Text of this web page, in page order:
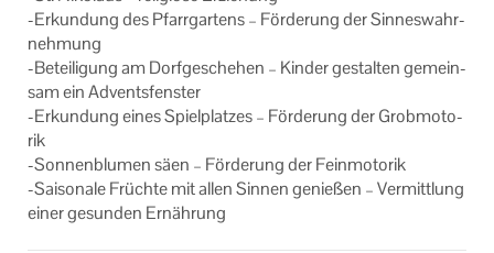
-​Erkundung des Pfarr­gar­tens – För­de­rung der Sin­nes­wahr­
neh­mung
-​Beteiligung am Dorf­ge­sche­hen – Kin­der ge­stal­ten ge­mein­
sam ein Ad­vents­fens­ter
-​Erkundung eines Spiel­plat­zes – För­de­rung der Grob­mo­to­
rik
-​Sonnenblumen säen – För­de­rung der Fein­mo­to­rik
-​Saisonale Früch­te mit allen Sin­nen ge­nie­ßen – Ver­mitt­lung
einer ge­sun­den Er­näh­rung